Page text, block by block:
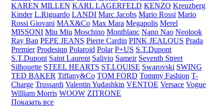
KAREN MILLEN KARL LAGERFELD KENZO Kreuzberg
Kinder L.Riguardo LANDI Marc Jacobs Mario Rossi Mario
Rossi Giovani MAX&Co Max Mara Megapolis Merel
MISSONI Miu Miu Moschino Montblanc Nano Nao Neolook
Ray Ban PEPE JEANS Pierre Cardin PINK JEALOUS Prada
Premier Prodesiqn Polaroid Polar P+US S.T.Dupont
S.T.Dupont Saint Laurent Salivio Sameir Seventh Street
Silhouette STEEL HEARTS ST.LOUISE Swarovski SWING
TED BAKER Tiffany&Co TOM FORD Tommy Fashion T-
Charge Trussardi Valentin Yudashkin VENTOE Versace Vogue
William Morris WOOW ZITRONE
Показать все